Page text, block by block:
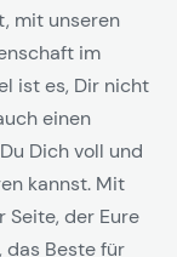
mit unseren
im
ist es, Dir nicht
einen
Dich voll und
kannst. Mit
Seite, der Eure
Beste für